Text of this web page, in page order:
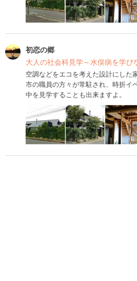
初恋の郷
大人の社会科見学～水俣病を学び
空調などをエコを考えた設計にした家
市の職員の方々が常駐され、時折イ
中を見学することも出来ますよ。